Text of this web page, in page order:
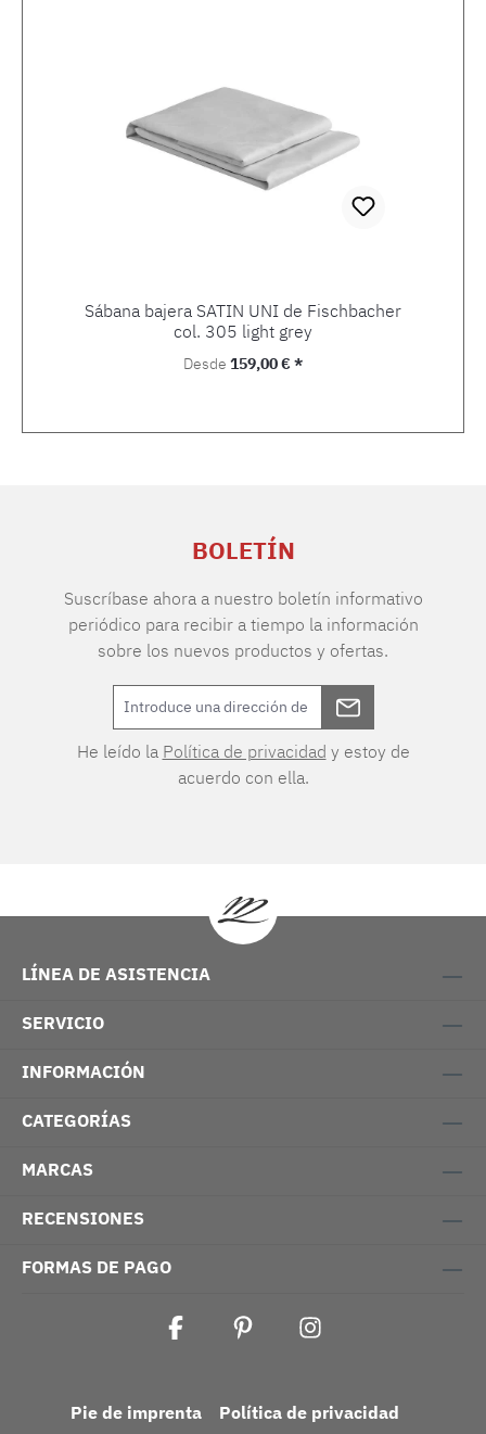
Sábana bajera SATIN UNI de Fischbacher
col. 305 light grey
Precio normal:
Desde 159,00 € *
BOLETÍN
Suscríbase ahora a nuestro boletín informativo
periódico para recibir a tiempo la información
sobre los nuevos productos y ofertas.
He leído la Política de privacidad y estoy de
acuerdo con ella.
LÍNEA DE ASISTENCIA
SERVICIO
INFORMACIÓN
CATEGORÍAS
MARCAS
RECENSIONES
FORMAS DE PAGO
Pie de imprenta Política de privacidad